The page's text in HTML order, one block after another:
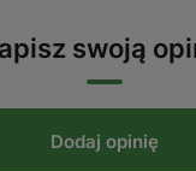
swoją
Dodaj opinię